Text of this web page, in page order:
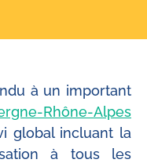
à un important
Rhône-Alpes
global incluant la
à tous les